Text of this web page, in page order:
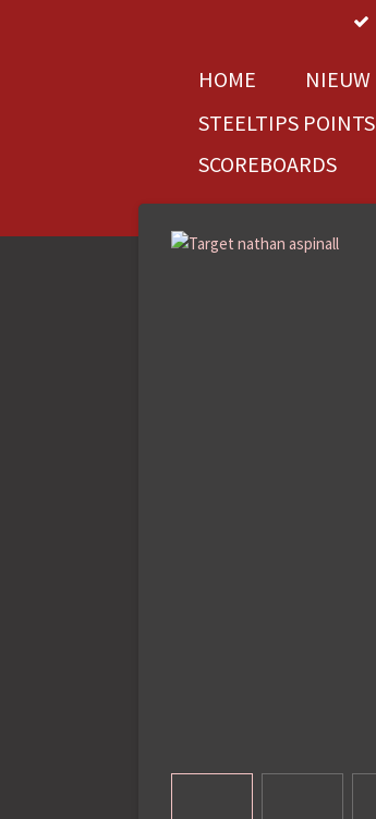
HOME NIEUW
STEELTIPS POINTS
SCOREBOARDS